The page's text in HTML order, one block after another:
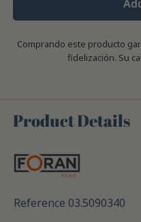
Comprando este producto
fidelización. Su
Product Details
Reference 03.5090340